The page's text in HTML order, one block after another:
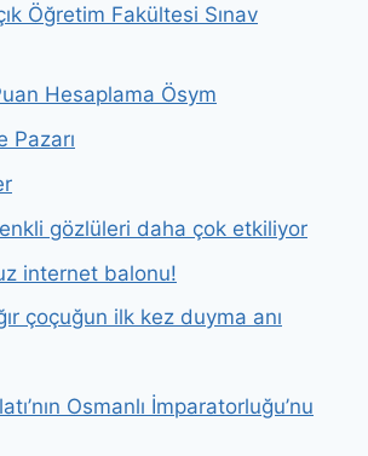
Öğretim Fakültesi Sınav
Hesaplama Ösym
Pazarı
renkli gözlüleri daha çok etkiliyor
internet balonu!
çoçuğun ilk kez duyma anı
Osmanlı İmparatorluğu’nu